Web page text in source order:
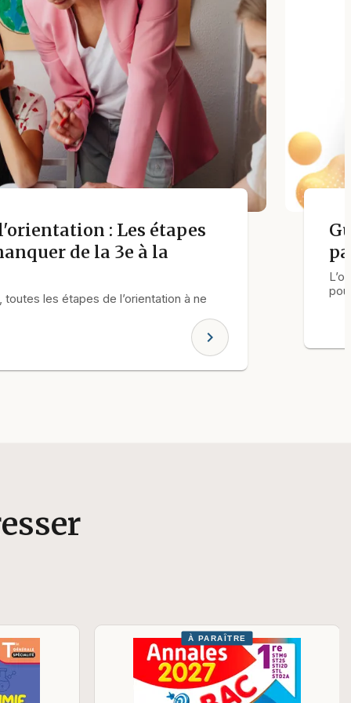
: Les étapes
de la 3e à la
toutes les étapes de l’orientation à ne
chevron_right
À PARAÎTRE